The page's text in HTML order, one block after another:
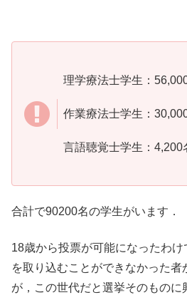
理学療法士学生：
作業療法士学生：
言語聴覚士学生：4,200
合計で90200名の学生がいます．
18歳から投票が可能になったわけ
を取り込むことができなかった者
が，この世代だと選挙そのものに